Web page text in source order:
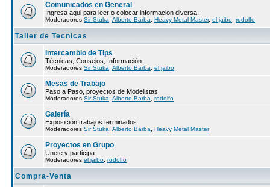
Comunicados en General
Ingresa aqui para leer o colocar informacion diversa.
Moderadores Sir Stuka Alberto Barba Heavy Metal Master, el jaibo rodolfo
Taller de Tecnicas
Intercambio de Tips
Técnicas, Consejos, Información
Moderadores Sir Stuka Alberto Barba el jaibo
Mesas de Trabajo
Paso a Paso, proyectos de Modelistas
Moderadores Sir Stuka Alberto Barba rodolfo
Galería
Exposición trabajos terminados
Moderadores Sir Stuka Alberto Barba Heavy Metal Master
Proyectos en Grupo
Unete y participa
Moderadores el jaibo rodolfo
Compra-Venta